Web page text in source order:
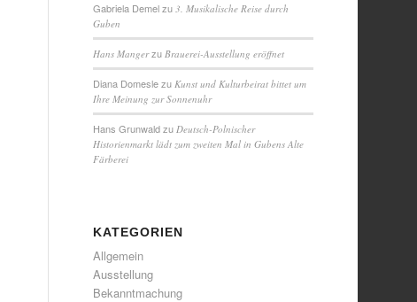
Gabriela Demelzu 3. Musikalische Reise durch
Guben
Hans Mangerzu Brauerei-Ausstellung eröffnet
Diana Domeslezu Kunst und Kulturbeirat bittet um
Ihre Meinung zur Sonnenuhr
Hans Grunwaldzu Deutsch-Polnischer
Historienmarkt lädt zum zweiten Mal in Gubens Alte
Färberei
KATEGORIEN
Allgemein
Ausstellung
Bekanntmachung